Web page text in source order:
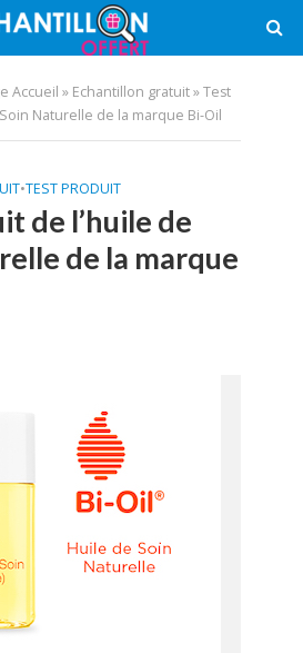
Accueil » Echantillon gratuit»Test
Naturelle de la marque Bi-Oil
•TEST PRODUIT
de l’huile de
de la marque